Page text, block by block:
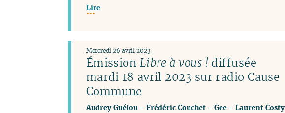
Lire
Émission Libre à vous !diffusée
mardi 18 avril 2023 sur radio Cause
Commune
Mercredi 26 avril 2023
Audrey Guélou- Frédéric Couchet- Gee- Laurent Costy